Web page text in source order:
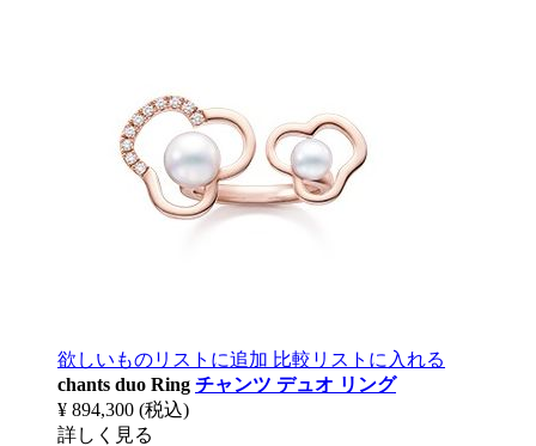
欲しいものリストに追加 比較リストに入れる
chants duo Ring チャンツ デュオ リング
¥ 894,300 (税込)
詳しく見る